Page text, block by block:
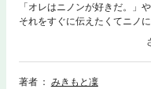
「オレはニノンが好きだ。」
それをすぐに伝えたくてニノ
できずじまい……。お互いに
行方は！？ なにげない日常
著者
みきもと凜